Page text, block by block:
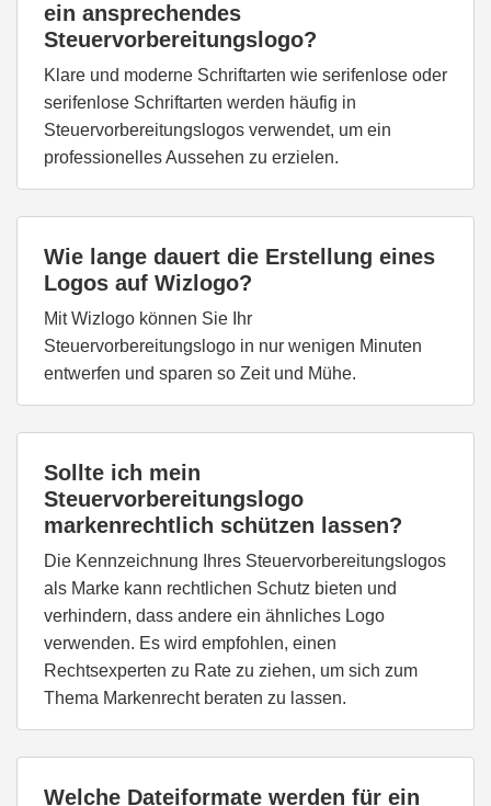
ein ansprechendes
Steuervorbereitungslogo?
Klare und moderne Schriftarten wie serifenlose oder
serifenlose Schriftarten werden häufig in
Steuervorbereitungslogos verwendet, um ein
professionelles Aussehen zu erzielen.
Wie lange dauert die Erstellung eines
Logos auf Wizlogo?
Mit Wizlogo können Sie Ihr
Steuervorbereitungslogo in nur wenigen Minuten
entwerfen und sparen so Zeit und Mühe.
Sollte ich mein
Steuervorbereitungslogo
markenrechtlich schützen lassen?
Die Kennzeichnung Ihres Steuervorbereitungslogos
als Marke kann rechtlichen Schutz bieten und
verhindern, dass andere ein ähnliches Logo
verwenden. Es wird empfohlen, einen
Rechtsexperten zu Rate zu ziehen, um sich zum
Thema Markenrecht beraten zu lassen.
Welche Dateiformate werden für ein